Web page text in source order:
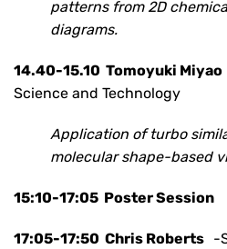
patterns from 2D
diagrams.
14.40-15.10 Tomoyuki Miyao
Science and Technology
Application of turbo
molecular shape-based
15:10-17:05 Poster Session
17:05-17:50 Chris Roberts -